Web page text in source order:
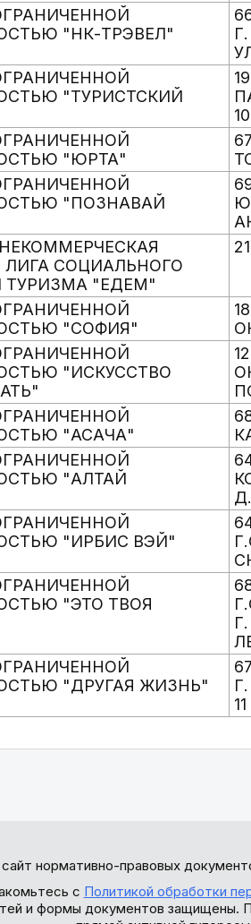
"НК-ТРЭВЕЛ"
"ТУРИСТСКИЙ
"ЮРТА"
"ПОЗНАВАЙ
ЛИГА СОЦИАЛЬНОГО
ТУРИЗМА "ЕДЕМ"
"СОФИЯ"
"ИСКУССТВО
"АСАЧА"
"АЛТАЙ
"ИРБИС ВЭЙ"
"ЭТО ТВОЯ
"ДРУГАЯ ЖИЗНЬ"
11
нормативно-правовых
с Политикой обработки
и формы документов защищены.